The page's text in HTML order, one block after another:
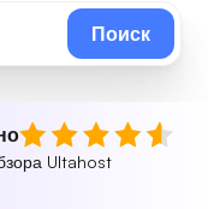
Поиск
Ultahost